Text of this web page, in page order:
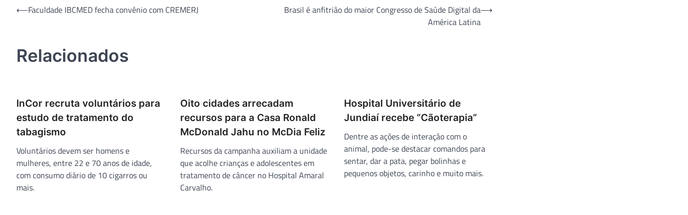
Navegação
⟵Faculdade IBCMED fecha convênio com CREMERJ
Brasil é anfitrião do maior Congresso de Saúde Digital da
América Latina
⟶
Relacionados
InCor recruta voluntários para
estudo de tratamento do
tabagismo
Voluntários devem ser homens e
mulheres, entre 22 e 70 anos de idade,
com consumo diário de 10 cigarros ou
mais.
Oito cidades arrecadam
recursos para a Casa Ronald
McDonald Jahu no McDia Feliz
Recursos da campanha auxiliam a unidade
que acolhe crianças e adolescentes em
tratamento de câncer no Hospital Amaral
Carvalho.
Hospital Universitário de
Jundiaí recebe “Cãoterapia”
Dentre as ações de interação com o
animal, pode-se destacar comandos para
sentar, dar a pata, pegar bolinhas e
pequenos objetos, carinho e muito mais.